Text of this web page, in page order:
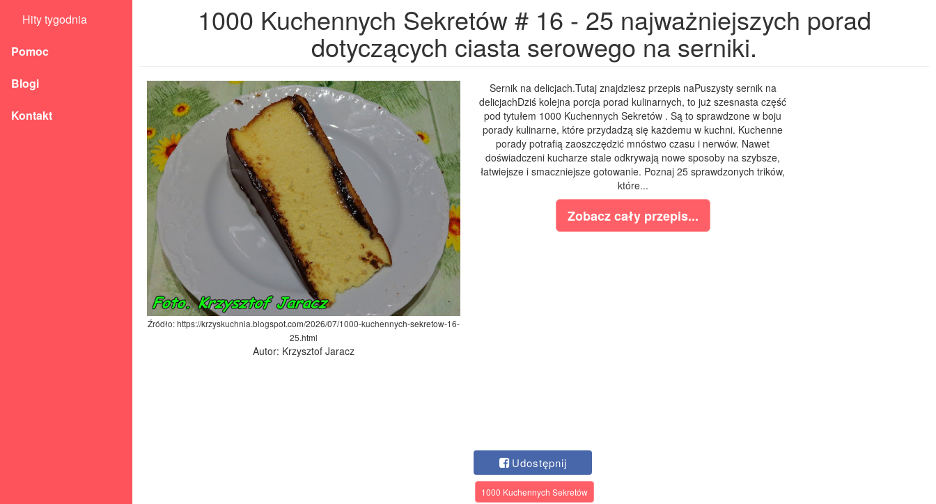
Hity tygodnia
Pomoc
Blogi
Kontakt
1000 Kuchennych Sekretów # 16 - 25 najważniejszych porad
dotyczących ciasta serowego na serniki.
Źródło: https://krzyskuchnia.blogspot.com/2026/07/1000-kuchennych-sekretow-16-
25.html
Autor: Krzysztof Jaracz
Sernik na delicjach.Tutaj znajdziesz przepis naPuszysty sernik na
delicjachDziś kolejna porcja porad kulinarnych, to już szesnasta część
pod tytułem 1000 Kuchennych Sekretów . Są to sprawdzone w boju
porady kulinarne, które przydadzą się każdemu w kuchni. Kuchenne
porady potrafią zaoszczędzić mnóstwo czasu i nerwów. Nawet
doświadczeni kucharze stale odkrywają nowe sposoby na szybsze,
łatwiejsze i smaczniejsze gotowanie. Poznaj 25 sprawdzonych trików,
które...
Zobacz cały przepis...
Udostępnij
1000 Kuchennych Sekretów